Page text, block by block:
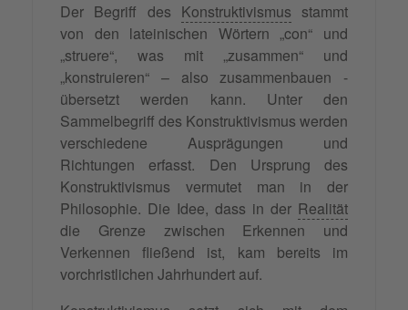
Der Begriff des Konstruktivismus stammt
von den lateinischen Wörtern „con“ und
„struere“, was mit „zusammen“ und
„konstruieren“ – also zusammenbauen -
übersetzt werden kann. Unter den
Sammelbegriff des Konstruktivismus werden
verschiedene Ausprägungen und
Richtungen erfasst. Den Ursprung des
Konstruktivismus vermutet man in der
Philosophie. Die Idee, dass in der Realität
die Grenze zwischen Erkennen und
Verkennen fließend ist, kam bereits im
vorchristlichen Jahrhundert auf.